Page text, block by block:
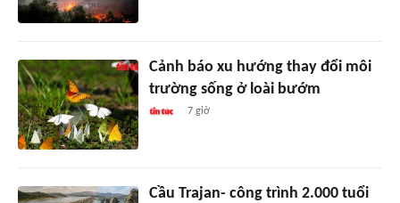
Cảnh báo xu hướng thay đổi môi
trường sống ở loài bướm
7 giờ
Cầu Trajan- công trình 2.000 tuổi